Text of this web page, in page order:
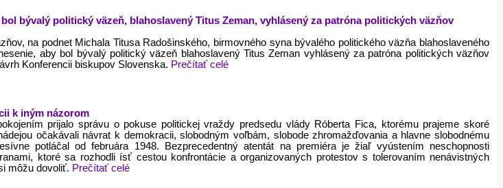
bývalý politický väzeň, blahoslavený Titus Zeman, vyhlásený za patróna politických väzňov
na podnet Michala Titusa Radošinského, birmovného syna bývalého politického väzňa blahoslaveného
aby bol bývalý politický väzeň blahoslavený Titus Zeman vyhlásený za patróna politických väzňov
Konferencii biskupov Slovenska. Prečítať celé
k iným názorom
prijalo správu o pokuse politickej vraždy predsedu vlády Róberta Fica, ktorému prajeme skoré
očakávali návrat k demokracii, slobodným voľbám, slobode zhromažďovania a hlavne slobodnému
potláčal od februára 1948. Bezprecedentný atentát na premiéra je žiaľ vyústením neschopnosti
ktoré sa rozhodli ísť cestou konfrontácie a organizovaných protestov s tolerovaním nenávistných
môžu dovoliť. Prečítať celé